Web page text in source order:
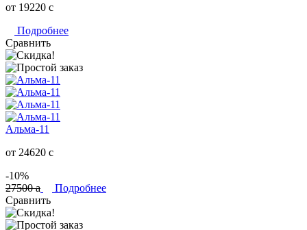
от 19220 c
Подробнее
Сравнить
Альма-11
от 24620 c
-10%
27500a
Подробнее
Сравнить